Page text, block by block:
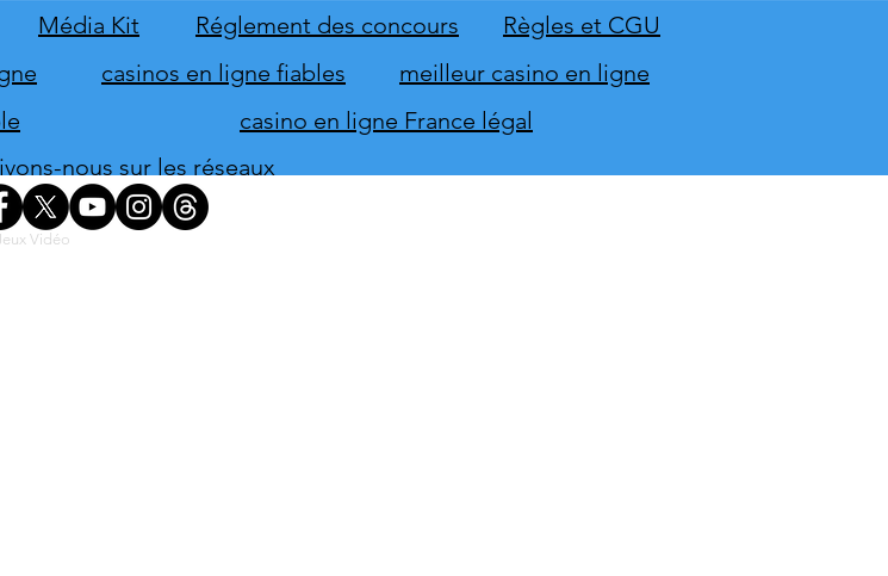
de son extension Homme
d'honneur
Média Kit Règles et CGU
Réglement des concours
meilleur casino en ligne
casinos en ligne fiables
casino en ligne France légal
nous sur les réseaux
Vidéo